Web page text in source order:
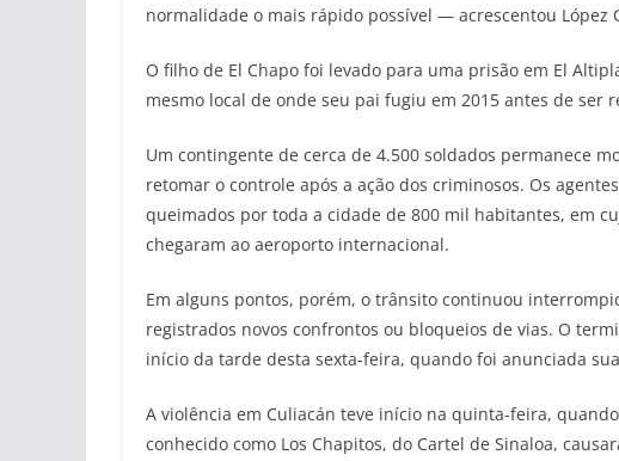
normalidade o mais rápido possível — acrescentou López
O filho de El Chapo foi levado para uma prisão em El
mesmo local de onde seu pai fugiu em 2015 antes de ser
Um contingente de cerca de 4.500 soldados permanece
retomar o controle após a ação dos criminosos. Os
queimados por toda a cidade de 800 mil habitantes, em
chegaram ao aeroporto internacional.
Em alguns pontos, porém, o trânsito continuou
registrados novos confrontos ou bloqueios de vias. O
início da tarde desta sexta-feira, quando foi anunciada
A violência em Culiacán teve início na quinta-feira,
conhecido como Los Chapitos, do Cartel de Sinaloa,